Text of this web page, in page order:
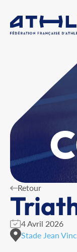
Retour
4 Avril 2026
Stade Jean